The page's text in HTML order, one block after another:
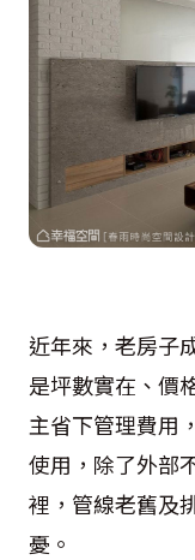
近年來，老房子
是坪數實在、價
主省下管理費用
使用，除了外部
裡，管線老舊及
憂。